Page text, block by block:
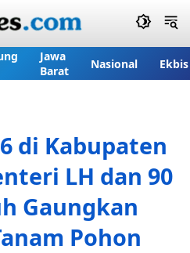
Jawa
Barat
Nasional Ekbis
di Kabupaten
LH dan 90
Gaungkan
Pohon